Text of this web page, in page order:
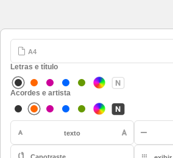
Letras e título
Acordes e artista
texto -